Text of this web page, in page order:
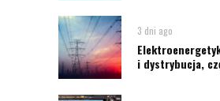
3 dni ago
i dystrybucja,